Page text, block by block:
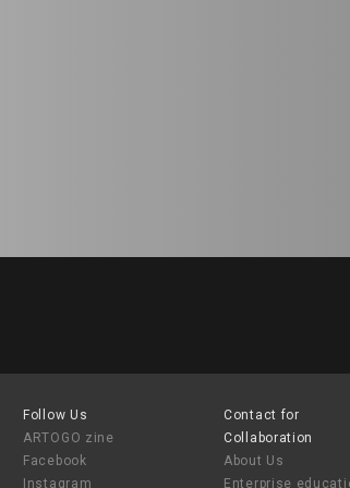
Follow Us
ARTOGO zine
Facebook
Instagram
Contact for
Collaboration
About Us
Enterprise